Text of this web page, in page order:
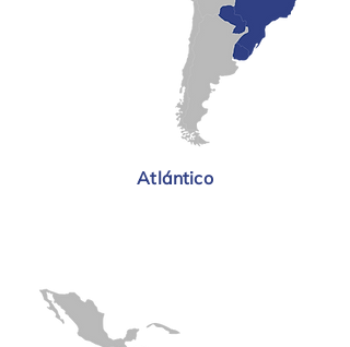
Atlántico